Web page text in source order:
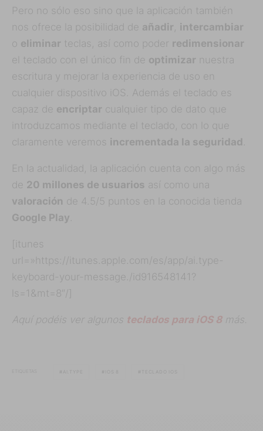
Pero no sólo eso sino que la aplicación también
nos ofrece la posibilidad de añadir intercambiar
o eliminar teclas, así como poder redimensionar
el teclado con el único fin de optimizar nuestra
escritura y mejorar la experiencia de uso en
cualquier dispositivo iOS. Además el teclado es
capaz de encriptar cualquier tipo de dato que
introduzcamos mediante el teclado, con lo que
claramente veremos incrementada la seguridad
En la actualidad, la aplicación cuenta con algo más
de 20 millones de usuarios así como una
valoración de 4.5/5 puntos en la conocida tienda
Google Play
[itunes
url=»https://itunes.apple.com/es/app/ai.type-
keyboard-your-message./id916548141?
ls=1&mt=8″/]
Aquí podéis ver algunos teclados para iOS 8más.
ETIQUETAS